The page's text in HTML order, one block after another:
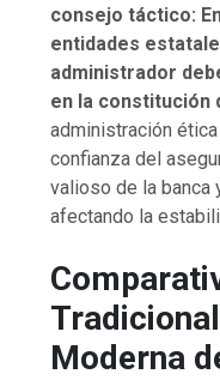
consejo táctico:
entidades
administrador
en la constitución
administración
confianza del
valioso de la
afectando la
Moderna